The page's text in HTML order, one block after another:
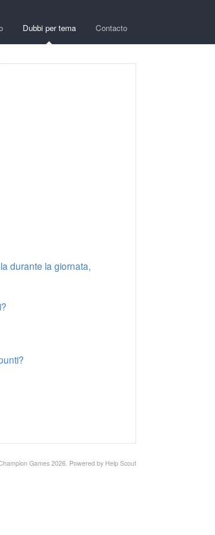
Dubbi per tema Contacto
durante la giornata,
Games 2026. Powered by Help Scout